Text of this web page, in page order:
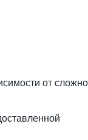
от